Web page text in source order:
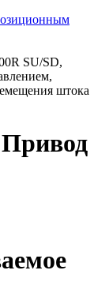
SU/SD,
штока